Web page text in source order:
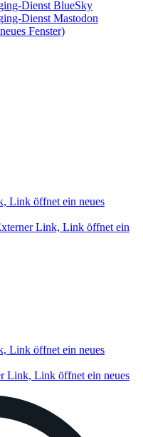
Dienst BlueSky
Dienst Mastodon
Fenster)
Link öffnet ein neues
Link, Link öffnet ein
Link öffnet ein neues
Link, Link öffnet ein neues